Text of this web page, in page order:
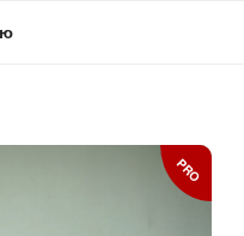
PRO